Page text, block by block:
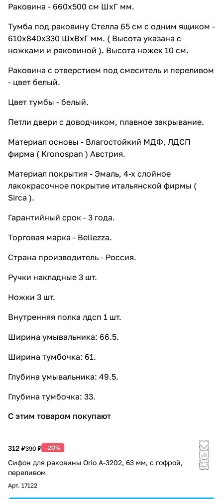
Раковина - 660х500 см ШхГ мм.
Тумба под раковину Стелла 65 см с одним ящиком -
610х840х330 ШхВхГ мм. ( Высота указана с
ножками и раковиной ). Высота ножек 10 см.
Раковина с отверстием под смеситель и переливом
- цвет белый.
Цвет тумбы - белый.
Петли двери с доводчиком, плавное закрывание.
Материал основы - Влагостойкий МДФ, ЛДСП
фирма ( Kronospan ) Австрия.
Материал покрытия - Эмаль, 4-х слойное
лакокрасочное покрытие итальянской фирмы (
Sirca ).
Гарантийный срок - 3 года.
Торговая марка - Bellezza.
Страна производитель - Россия.
Ручки накладные 3 шт.
Ножки 3 шт.
Внутренняя полка лдсп 1 шт.
Ширина умывальника: 66.5.
Ширина тумбочка: 61.
Глубина умывальника: 49.5.
Глубина тумбочка: 33.
С этим товаром покупают
312 ₽390 ₽ -20%
Сифон для раковины Orio А-3202, 63 мм, с гофрой,
переливом
Арт. 17122